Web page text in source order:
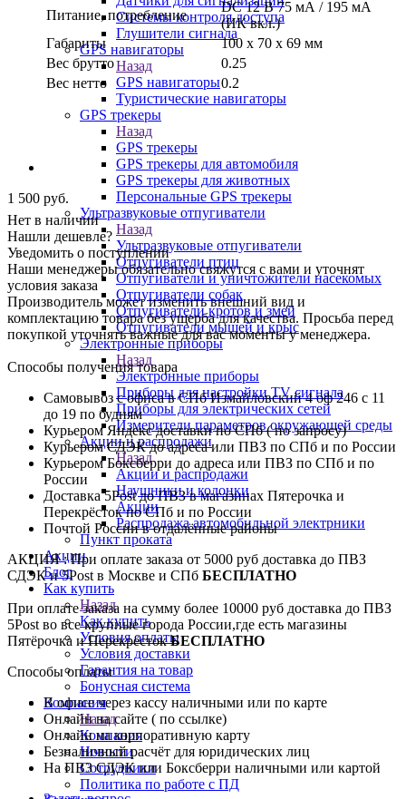
Системы контроля доступа
Глушители сигнала
GPS навигаторы
Назад
GPS навигаторы
Туристические навигаторы
GPS трекеры
Назад
GPS трекеры
GPS трекеры для автомобиля
GPS трекеры для животных
Персональные GPS трекеры
Ультразвуковые отпугиватели
Назад
Ультразвуковые отпугиватели
Отпугиватели птиц
Отпугиватели и уничтожители насекомых
Отпугиватели собак
Отпугиватели кротов и змей
Отпугиватели мышей и крыс
Электронные приборы
Назад
Электронные приборы
Приборы для настройки TV сигнала
Приборы для электрических сетей
Измерители параметров окружающей среды
Акции и распродажи
Назад
Акции и распродажи
Наушники и колонки
Акции
Распродажа автомобильной электрники
Пункт проката
Акции
Блог
Как купить
Назад
Как купить
Условия оплаты
Условия доставки
Гарантия на товар
Бонусная система
Компания
Назад
Компания
Новости
Сотрудники
Политика по работе с ПД
Питание, потребление
DC 12 В 75 мА / 195 мА
(ИК вкл.)
Габариты
100 x 70 x 69 мм
Вес брутто
0.25
Вес нетто
0.2
1 500 руб.
Нет в наличии
Нашли дешевле?
Уведомить о поступлении
Наши менеджеры обязательно свяжутся с вами и уточнят
условия заказа
Производитель может изменить внешний вид и
комплектацию товара без ущерба для качества. Просьба перед
покупкой уточнять важные для вас моменты у менеджера.
Способы получения товара
Самовывоз с офиса в СПб Измайловский 4 оф 246 с 11
до 19 по будням
Курьером Яндекс доставки по СПб ( по запросу)
Курьером СДЭК до адреса или ПВЗ по СПб и по России
Курьером Боксберри до адреса или ПВЗ по СПб и по
России
Доставка 5Post до ПВЗ в магазинах Пятерочка и
Перекрёсток по СПб и по России
Почтой России в отдалённые районы
АКЦИЯ : При оплате заказа от 5000 руб доставка до ПВЗ
СДЭК и 5Post в Москве и СПб БЕСПЛАТНО
При оплате заказа на сумму более 10000 руб доставка до ПВЗ
5Post во все крупные города России,где есть магазины
Пятёрочка и ПерекрёстокБЕСПЛАТНО
Способы оплаты
В офисе через кассу наличными или по карте
Онлайн на сайте ( по ссылке)
Онлайн на корпоративную карту
Безналичный расчёт для юридических лиц
На ПВЗ СДЭК или Боксберри наличными или картой